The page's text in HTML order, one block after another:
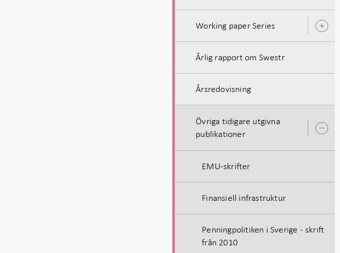
Working paper Series
Årlig rapport om Swestr
Årsredovisning
Övriga tidigare utgivna
publikationer
EMU-skrifter
Finansiell infrastruktur
Penningpolitiken i Sverige - skrift
från 2010